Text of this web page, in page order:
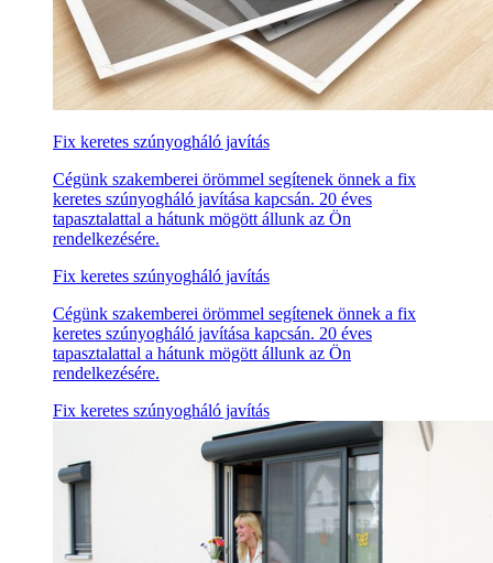
Fix keretes szúnyogháló javítás
Cégünk szakemberei örömmel segítenek önnek a fix
keretes szúnyogháló javítása kapcsán. 20 éves
tapasztalattal a hátunk mögött állunk az Ön
rendelkezésére.
Fix keretes szúnyogháló javítás
Cégünk szakemberei örömmel segítenek önnek a fix
keretes szúnyogháló javítása kapcsán. 20 éves
tapasztalattal a hátunk mögött állunk az Ön
rendelkezésére.
Fix keretes szúnyogháló javítás